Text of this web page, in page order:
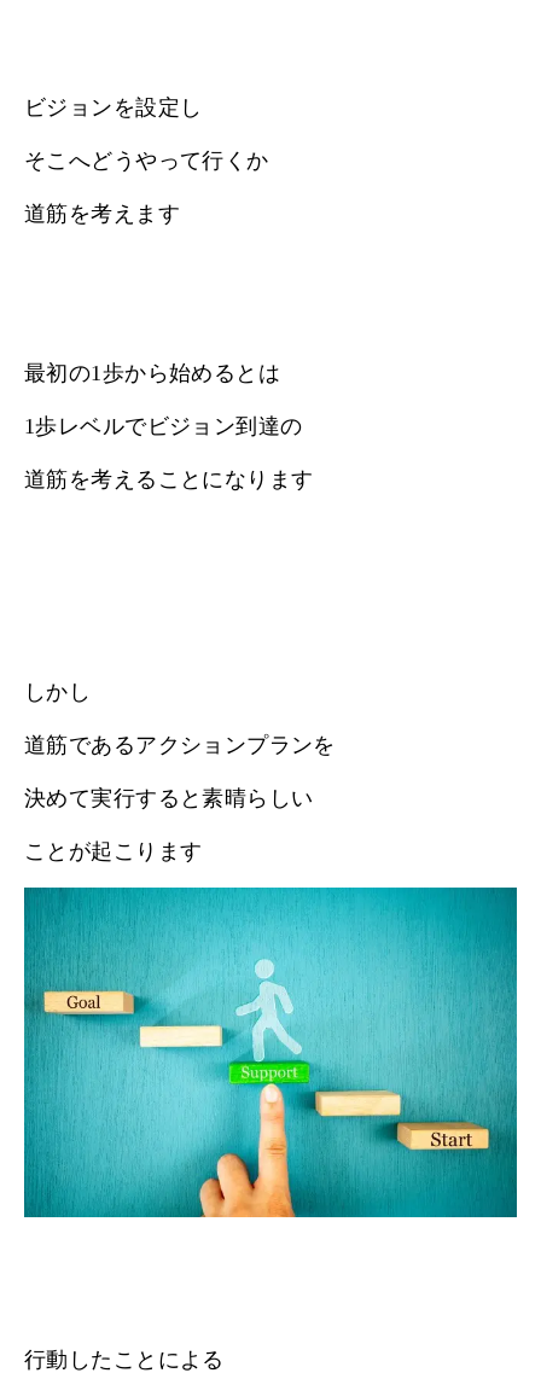
ビジョンを設定し
そこへどうやって行くか
道筋を考えます
最初の1歩から始めるとは
1歩レベルでビジョン到達の
道筋を考えることになります
しかし
道筋であるアクションプランを
決めて実行すると素晴らしい
ことが起こります
行動したことによる